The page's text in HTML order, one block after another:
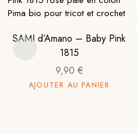
SAMI d’Amano – Baby Pink
1815
9,90 €
AJOUTER AU PANIER